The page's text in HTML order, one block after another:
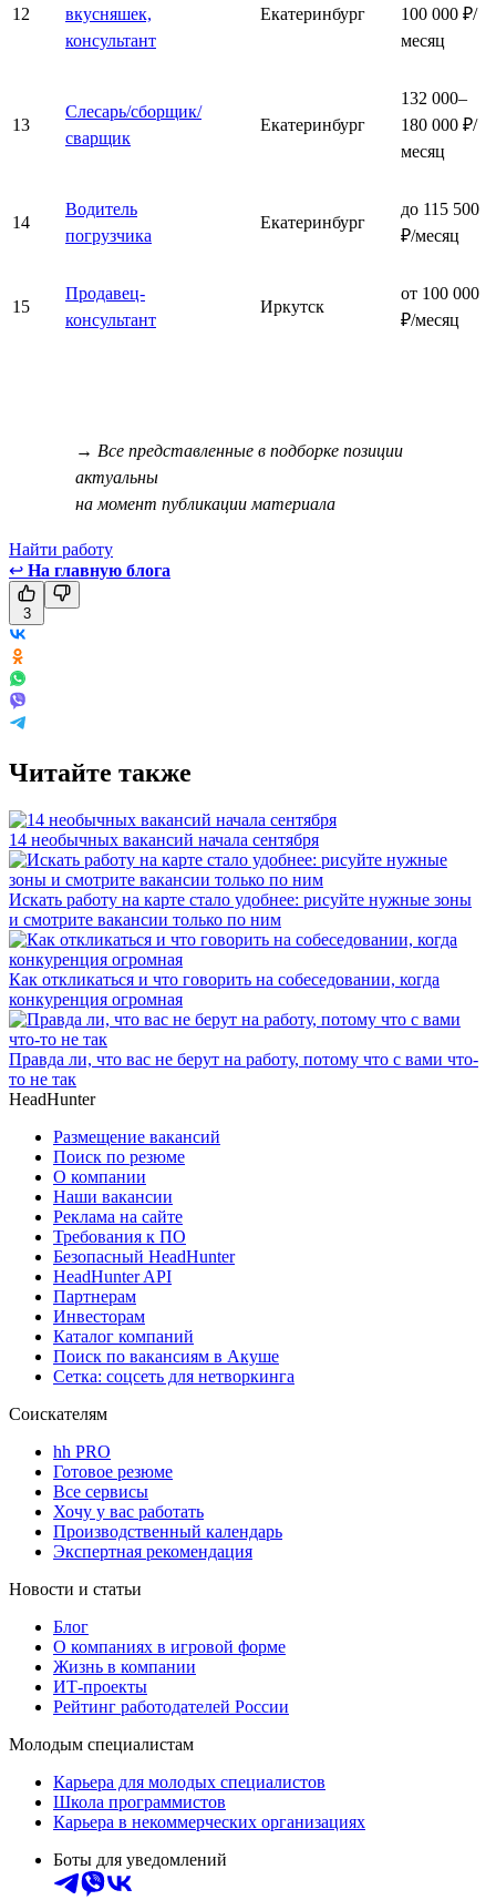
12
вкусняшек,
консультант
Екатеринбург
100 000 ₽/
месяц
13
Слесарь/сборщик/
сварщик
Екатеринбург
132 000–
180 000 ₽/
месяц
14
Водитель
погрузчика
Екатеринбург
до 115 500
₽/месяц
15
Продавец-
консультант
Иркутск
от 100 000
₽/месяц
→ Все представленные в подборке позиции
актуальны
на момент публикации материала
Найти работу
↩ На главную блога
3
Читайте также
14 необычных вакансий начала сентября
Искать работу на карте стало удобнее: рисуйте нужные зоны
и смотрите вакансии только по ним
Как откликаться и что говорить на собеседовании, когда
конкуренция огромная
Правда ли, что вас не берут на работу, потому что с вами что-
то не так
HeadHunter
Размещение вакансий
Поиск по резюме
О компании
Наши вакансии
Реклама на сайте
Требования к ПО
Безопасный HeadHunter
HeadHunter API
Партнерам
Инвесторам
Каталог компаний
Поиск по вакансиям в Акуше
Сетка: соцсеть для нетворкинга
Соискателям
hh PRO
Готовое резюме
Все сервисы
Хочу у вас работать
Производственный календарь
Экспертная рекомендация
Новости и статьи
Блог
О компаниях в игровой форме
Жизнь в компании
ИТ-проекты
Рейтинг работодателей России
Молодым специалистам
Карьера для молодых специалистов
Школа программистов
Карьера в некоммерческих организациях
Боты для уведомлений